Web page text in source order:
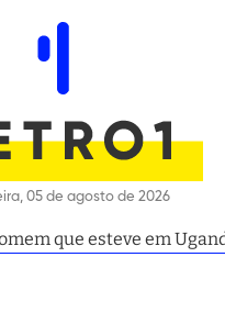
05 de agosto de 2026
que esteve em